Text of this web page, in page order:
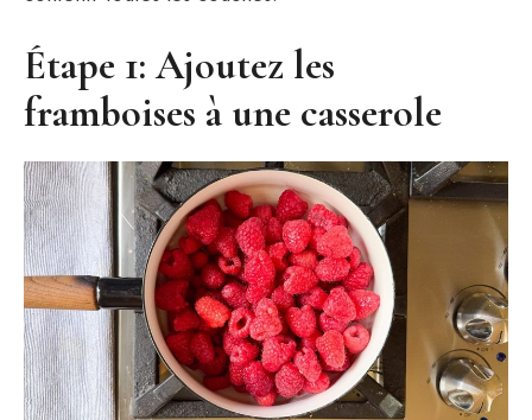
Étape 1: Ajoutez les
framboises à une casserole